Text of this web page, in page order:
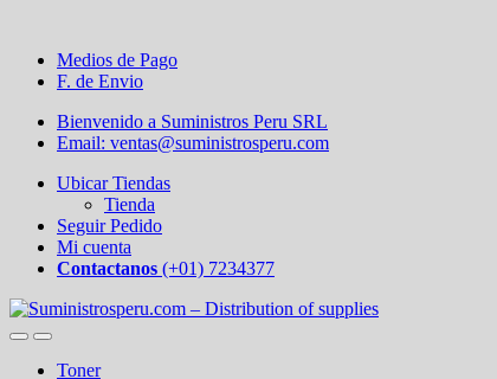
Medios de Pago
F. de Envio
Bienvenido a Suministros Peru SRL
Email: ventas@suministrosperu.com
Ubicar Tiendas
Tienda
Seguir Pedido
Mi cuenta
Contactanos (+01) 7234377
Toner